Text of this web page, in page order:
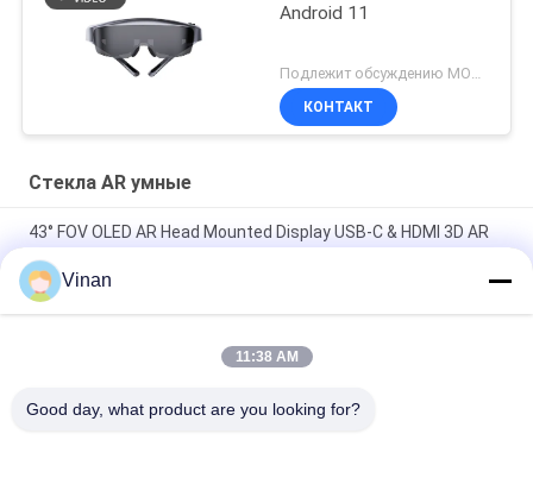
Android 11
КОНТАКТ
Стекла AR умные
43° FOV OLED AR Head Mounted Display USB-C & HDMI 3D AR
умные очки
1080P OLED 43° FOV 1800 Nits AR умные очки 0~-600°
Диоптор HMD 3D очки с USB-C
2000 Nits 3D OLED 1920 * 1080 * 2 бинокулярное увеличили
Vinan
11:38 AM
Good day, what product are you looking for?